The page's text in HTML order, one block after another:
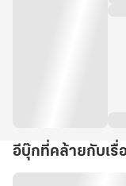
อีบุ๊กที่คล้ายกับเรื่